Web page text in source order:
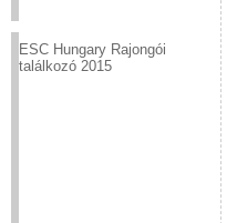
ESC Hungary Rajongói
találkozó 2015